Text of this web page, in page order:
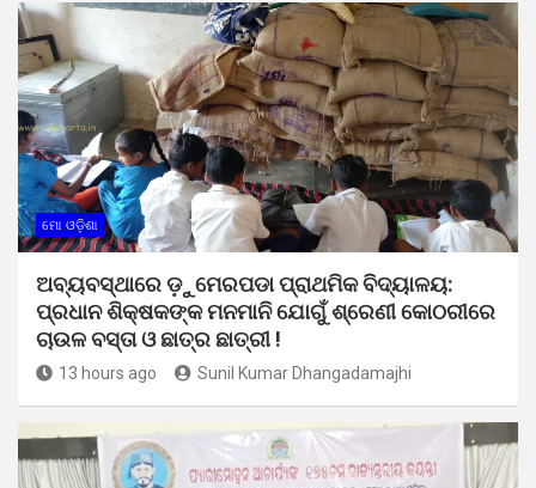
ମୋ ଓଡ଼ିଶା
ଅବ୍ୟବସ୍ଥାରେ ଡ଼ୁମେରପଡା ପ୍ରାଥମିକ ବିଦ୍ୟାଳୟ:
ପ୍ରଧାନ ଶିକ୍ଷକଙ୍କ ମନମାନି ଯୋଗୁଁ ଶ୍ରେଣୀ କୋଠରୀରେ
ଚାଉଳ ବସ୍ତା ଓ ଛାତ୍ର ଛାତ୍ରୀ !
13 hours ago Sunil Kumar Dhangadamajhi